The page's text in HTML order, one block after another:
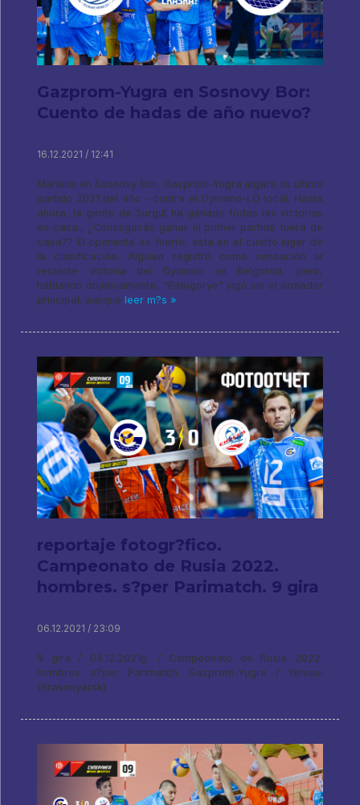
Gazprom-Yugra en Sosnovy Bor:
Cuento de hadas de año nuevo?
16.12.2021 / 12:41
Mañana en Sosnovy Bor, Gazprom-Yugra jugará su último
partido 2021 del año - contra el Dynamo-LO local. Hasta
ahora, la gente de Surgut ha ganado todas las victorias
en casa., ¿Conseguirás ganar el primer partido fuera de
casa?? El oponente es fuerte, está en el cuarto lugar de
la clasificación. Alguien registró como sensación la
reciente victoria del Dynamo en Belgorod, pero,
hablando objetivamente, "Belogorye" jugó sin el armador
principal. aunque leer m?s »
reportaje fotogr?fico.
Campeonato de Rusia 2022.
hombres. s?per Parimatch. 9 gira
06.12.2021 / 23:09
9 gira / 04.12.2021g. / Campeonato de Rusia 2022.
hombres. s?per Parimatch. Gazprom-Yugra / Yenisei
(Krasnoyarsk)